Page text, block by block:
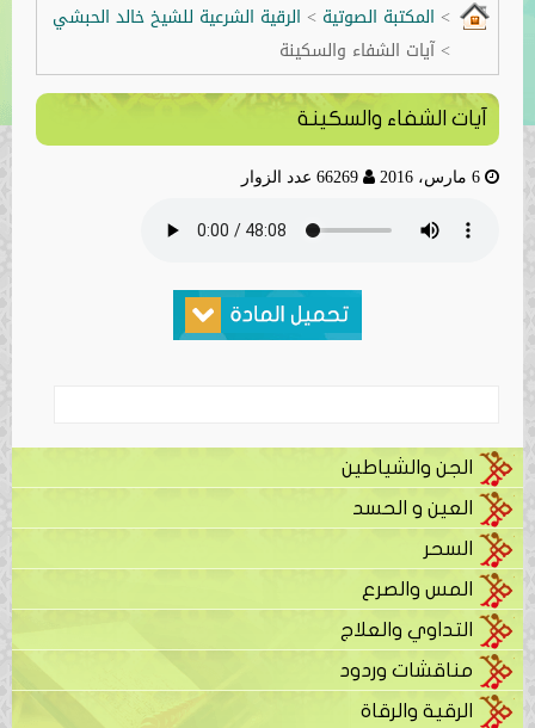
> المكتبة الصوتية > الرقية الشرعية للشيخ خالد الحبشي
>آيات الشفاء والسكينة
آيات الشفاء والسكينة
الجن والشياطين
العين و الحسد
السحر
المس والصرع
التداوي والعلاج
مناقشات وردود
الرقية والرقاة